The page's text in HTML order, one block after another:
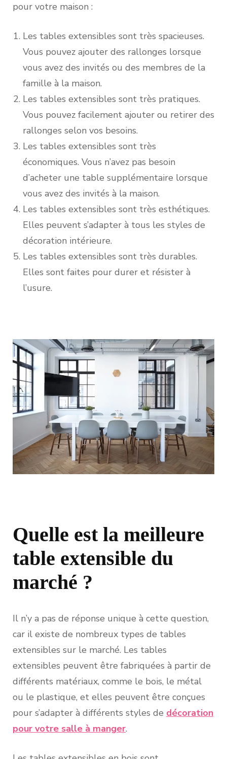
pour votre maison :
Les tables extensibles sont très spacieuses.
Vous pouvez ajouter des rallonges lorsque
vous avez des invités ou des membres de la
famille à la maison.
Les tables extensibles sont très pratiques.
Vous pouvez facilement ajouter ou retirer des
rallonges selon vos besoins.
Les tables extensibles sont très
économiques. Vous n’avez pas besoin
d’acheter une table supplémentaire lorsque
vous avez des invités à la maison.
Les tables extensibles sont très esthétiques.
Elles peuvent s’adapter à tous les styles de
décoration intérieure.
Les tables extensibles sont très durables.
Elles sont faites pour durer et résister à
l’usure.
Quelle est la meilleure
table extensible du
marché ?
Il n’y a pas de réponse unique à cette question,
car il existe de nombreux types de tables
extensibles sur le marché. Les tables
extensibles peuvent être fabriquées à partir de
différents matériaux, comme le bois, le métal
ou le plastique, et elles peuvent être conçues
pour s’adapter à différents styles de décoration
pour votre salle à manger.